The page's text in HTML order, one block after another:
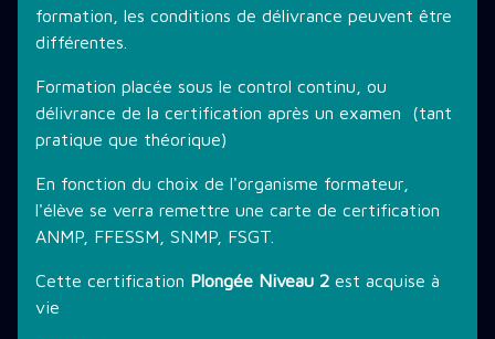
formation, les conditions de délivrance peuvent être
différentes.
Formation placée sous le control continu, ou
délivrance de la certification après un examen (tant
pratique que théorique)
En fonction du choix de l'organisme formateur,
l'élève se verra remettre une carte de certification
ANMP, FFESSM, SNMP, FSGT.
Cette certification Plongée Niveau 2 est acquise à
vie